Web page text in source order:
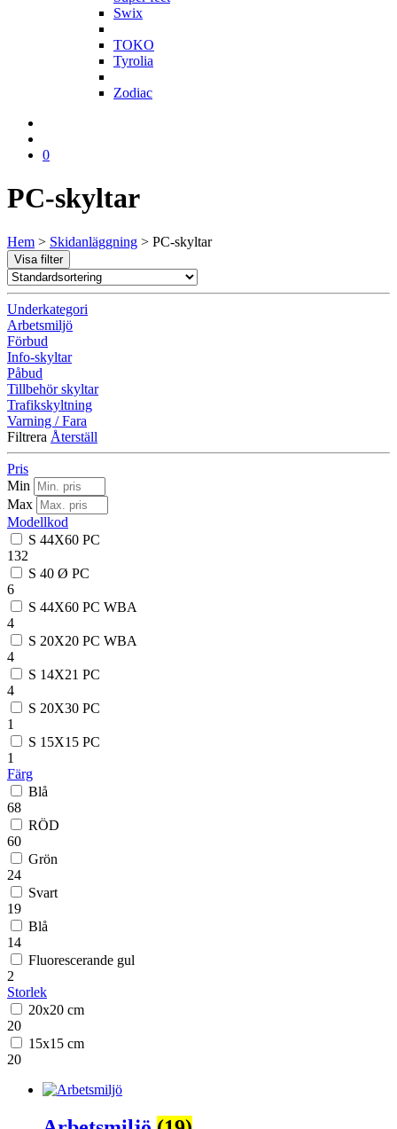
Swix
TOKO
Tyrolia
Zodiac
0
PC-skyltar
Hem > Skidanläggning > PC-skyltar
Visa filter
Underkategori
Arbetsmiljö
Förbud
Info-skyltar
Påbud
Tillbehör skyltar
Trafikskyltning
Varning / Fara
Filtrera Återställ
Pris
Min
Max
Modellkod
S 44X60 PC
132
S 40 Ø PC
6
S 44X60 PC WBA
4
S 20X20 PC WBA
4
S 14X21 PC
4
S 20X30 PC
1
S 15X15 PC
1
Färg
Blå
68
RÖD
60
Grön
24
Svart
19
Blå
14
Fluorescerande gul
2
Storlek
20x20 cm
20
15x15 cm
20